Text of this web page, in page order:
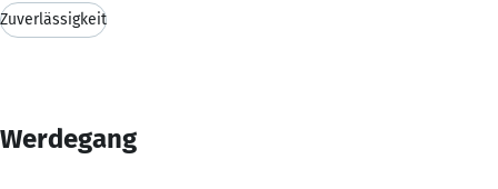
Zuverlässigkeit
Werdegang